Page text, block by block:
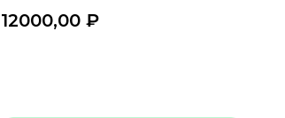
12000,00 ₽